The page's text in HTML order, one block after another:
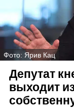
Фото: Ярив Кац
Депутат
выходит